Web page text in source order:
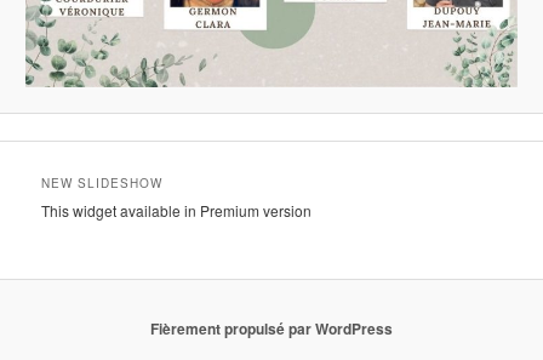
NEW SLIDESHOW
This widget available in Premium version
Fièrement propulsé par WordPress